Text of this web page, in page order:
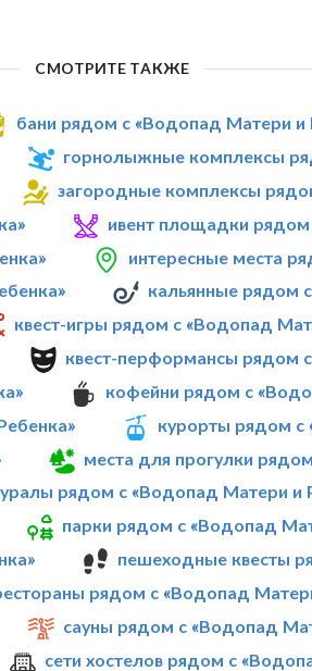
СМОТРИТЕ ТАКЖЕ
бани рядом с «Водопад Матери и
горнолыжные комплексы
загородные комплексы
ивент площадки
интересные места
кальянные рядом
квест-игры рядом с «Водопад
квест-перформансы рядом
кофейни рядом с
курорты рядом с
места для прогулки
рядом с «Водопад Матери и
парки рядом с «Водопад
пешеходные квесты
рядом с «Водопад
сауны рядом с «Водопад
сети хостелов рядом с